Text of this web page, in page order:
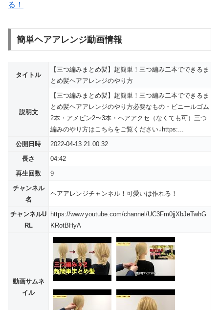
る！
簡単ヘアアレンジ動画情報
タイトル
【三つ編みまとめ髪】超簡単！三つ編み二本でできるま
とめ髪ヘアアレンジのやり方
説明文
【三つ編みまとめ髪】超簡単！三つ編み二本でできるま
とめ髪ヘアアレンジのやり方必要なもの・ビニールゴム
2本・アメピン2〜3本・ヘアアクセ（なくても可）三つ
編みのやり方はこちらをご覧ください↓https:...
公開日時
2022-04-13 21:00:32
長さ
04:42
再生回数
9
チャンネル
名
ヘアアレンジチャンネル！可愛いは作れる！
チャンネルU
RL
https://www.youtube.com/channel/UC3Fm0jjXbJeTwhG
KRotBHyA
動画サムネ
イル